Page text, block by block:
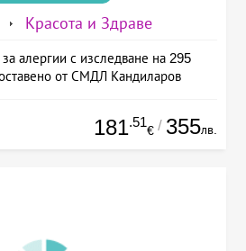
Красота и Здраве
алергии с изследване на 295
от СМДЛ Кандиларов
181.51
€ / 355лв.